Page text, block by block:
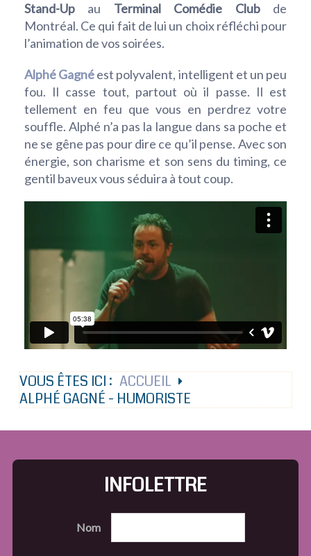
Stand-Upau Terminal Comédie Clubde
Montréal. Ce qui fait de lui un choix réfléchi pour
l’animation de vos soirées.
Alphé Gagnéest polyvalent, intelligent et un peu
fou. Il casse tout, partout où il passe. Il est
tellement en feu que vous en perdrez votre
souffle. Alphé n’a pas la langue dans sa poche et
ne se gêne pas pour dire ce qu’il pense. Avec son
énergie, son charisme et son sens du timing, ce
gentil baveux vous séduira à tout coup.
VOUS ÊTES ICI : ACCUEIL
ALPHÉ GAGNÉ - HUMORISTE
INFOLETTRE
Nom